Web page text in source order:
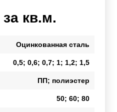
кв.м.
Оцинкованная сталь
0,5; 0,6; 0,7; 1; 1,2; 1,5
ПП; полиэстер
50; 60; 80